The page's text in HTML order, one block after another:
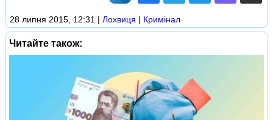
28 липня 2015, 12:31 | Лохвиця | Кримінал
Читайте також: